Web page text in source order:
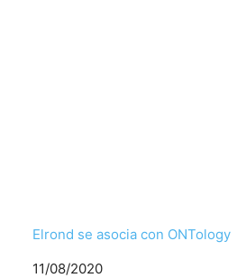
Elrond se asocia con ONTology
Fecha
11/08/2020